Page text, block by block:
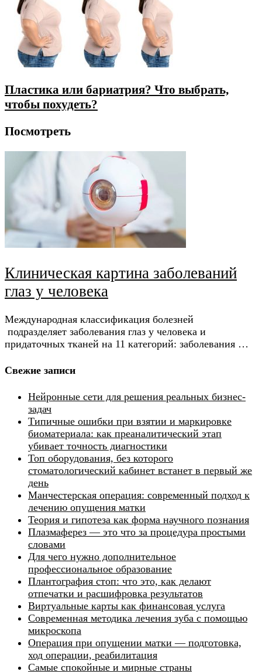
Пластика или бариатрия? Что выбрать,
чтобы похудеть?
Посмотреть
Клиническая картина заболеваний
глаз у человека
Международная классификация болезней
подразделяет заболевания глаз у человека и
придаточных тканей на 11 категорий: заболевания …
Свежие записи
Нейронные сети для решения реальных бизнес-
задач
Типичные ошибки при взятии и маркировке
биоматериала: как преаналитический этап
убивает точность диагностики
Топ оборудования, без которого
стоматологический кабинет встанет в первый же
день
Манчестерская операция: современный подход к
лечению опущения матки
Теория и гипотеза как форма научного познания
Плазмаферез — это что за процедура простыми
словами
Для чего нужно дополнительное
профессиональное образование
Плантография стоп: что это, как делают
отпечатки и расшифровка результатов
Виртуальные карты как финансовая услуга
Современная методика лечения зуба с помощью
микроскопа
Операция при опущении матки — подготовка,
ход операции, реабилитация
Самые спокойные и мирные страны